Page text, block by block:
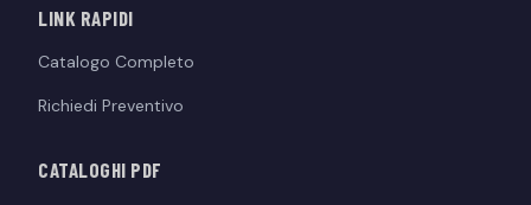
LINK RAPIDI
Catalogo Completo
Richiedi Preventivo
CATALOGHI PDF